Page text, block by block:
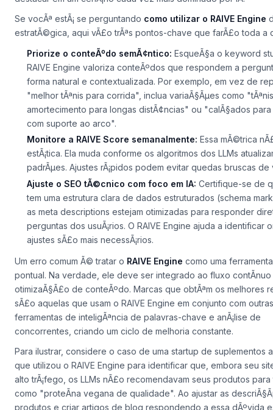
Se vocÃª estÃ¡ se perguntando como utilizar o RAIVE Engine
estratÃ©gica, aqui vÃ£o trÃªs pontos-chave que farÃ£o toda a
Priorize o conteÃºdo semÃ¢ntico: EsqueÃ§a o keyword
RAIVE Engine valoriza conteÃºdos que respondem a
forma natural e contextualizada. Por exemplo, em vez de
"melhor tÃªnis para corrida", inclua variaÃ§Ãµes como
amortecimento para longas distÃ¢ncias" ou "calÃ§ados para
com suporte ao arco".
Monitore a RAIVE Score semanalmente: Essa mÃ©trica
estÃ¡tica. Ela muda conforme os algoritmos dos LLMs
padrÃµes. Ajustes rÃ¡pidos podem evitar quedas bruscas de
Ajuste o SEO tÃ©cnico com foco em IA: Certifique-se de
tem uma estrutura clara de dados estruturados (schema
as meta descriptions estejam otimizadas para responder
perguntas dos usuÃ¡rios. O RAIVE Engine ajuda a identificar
ajustes sÃ£o mais necessÃ¡rios.
Um erro comum Ã© tratar o RAIVE Engine como uma
pontual. Na verdade, ele deve ser integrado ao fluxo
otimizaÃ§Ã£o de conteÃºdo. Marcas que obtÃªm os melhores
sÃ£o aquelas que usam o RAIVE Engine em conjunto com outras
ferramentas de inteligÃªncia de palavras-chave e anÃ¡lise de
concorrentes , criando um ciclo de melhoria constante.
Para ilustrar, considere o caso de uma startup de suplementos
que utilizou o RAIVE Engine para identificar que, embora seu
alto trÃ¡fego, os LLMs nÃ£o recomendavam seus produtos para
como "proteÃ­na vegana de qualidade". Ao ajustar as
produtos e criar artigos de blog respondendo a essa dÃºvida